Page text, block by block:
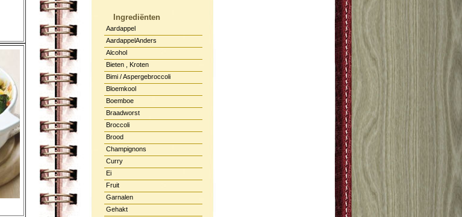
Ingrediënten
Aardappel
AardappelAnders
Alcohol
Bieten , Kroten
Bimi / Aspergebroccoli
Bloemkool
Boemboe
Braadworst
Broccoli
Brood
Champignons
Curry
Ei
Fruit
Garnalen
Gehakt